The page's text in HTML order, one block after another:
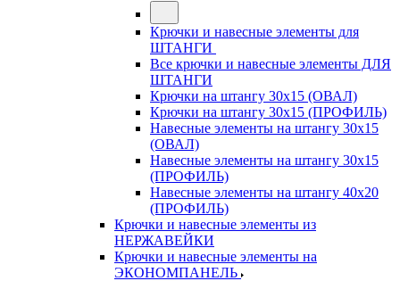
Крючки и навесные элементы для
ШТАНГИ
Все крючки и навесные элементы ДЛЯ
ШТАНГИ
Крючки на штангу 30х15 (ОВАЛ)
Крючки на штангу 30х15 (ПРОФИЛЬ)
Навесные элементы на штангу 30х15
(ОВАЛ)
Навесные элементы на штангу 30х15
(ПРОФИЛЬ)
Навесные элементы на штангу 40х20
(ПРОФИЛЬ)
Крючки и навесные элементы из
НЕРЖАВЕЙКИ
Крючки и навесные элементы на
ЭКОНОМПАНЕЛЬ